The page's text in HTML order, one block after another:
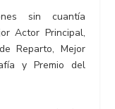
sin cuantía
Actor Principal,
Reparto, Mejor
y Premio del